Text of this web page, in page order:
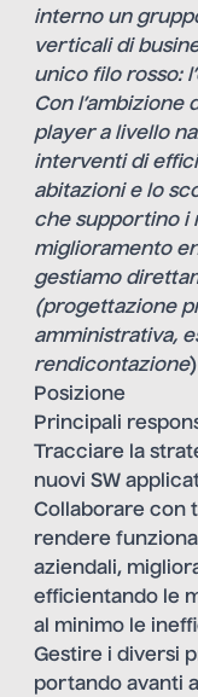
interno un
verticali di
unico filo rosso:
Con
player a livello
interventi di
abitazioni e lo
che supportino i
miglioramento
gestiamo
(progettazione
amministrativa,
rendicontazione
Posizione
Principali
Tracciare la
nuovi SW
Collaborare con
rendere
aziendali,
efficientando le
al minimo le
Gestire i diversi
portando avanti